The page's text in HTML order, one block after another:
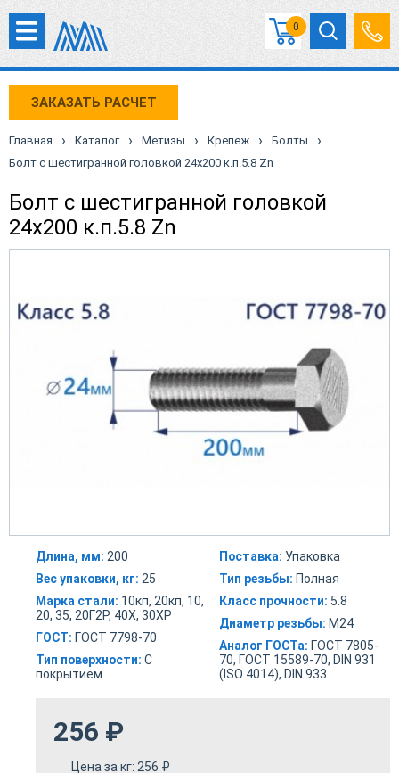
0
ЗАКАЗАТЬ РАСЧЕТ
Главная › Каталог › Метизы › Крепеж › Болты ›
Болт с шестигранной головкой 24х200 к.п.5.8 Zn
Болт с шестигранной головкой
24х200 к.п.5.8 Zn
Длина, мм: 200
Вес упаковки, кг: 25
Марка стали: 10кп, 20кп, 10,
20, 35, 20Г2Р, 40Х, 30ХР
ГОСТ: ГОСТ 7798-70
Тип поверхности: С
покрытием
Поставка: Упаковка
Тип резьбы: Полная
Класс прочности: 5.8
Диаметр резьбы: М24
Аналог ГОСТа: ГОСТ 7805-
70, ГОСТ 15589-70, DIN 931
(ISO 4014), DIN 933
256 ₽
Цена за кг: 256 ₽